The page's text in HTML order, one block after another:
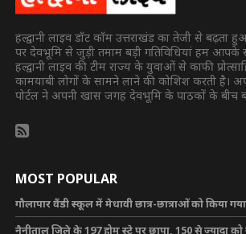
हल्द्वानी लाइव डॉट कॉम उत्तराखंड का तेजी से बढ़ता
पर देवभूमि से जुड़ी तमाम बड़ी गतिविधियां हम आपके
हल्द्वानी लाइव की टीम राज्य के युवाओं से काफी
कामयाबी लोगों के सामने लाने की कोशिश करती है।
पोर्टल ने अपनी खास जगह देवभूमि के पाठकों के बीच
MOST POPULAR
गौलापार वैंडी स्कूल में मेधावी छात्र-छात्राओं को किया
नैनीताल जिले के 197 होम स्टे पर छापा, 150 से ज्यादा